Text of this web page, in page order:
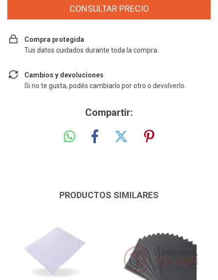
Compra protegida
Tus datos cuidados durante toda la compra.
Cambios y devoluciones
Si no te gusta, podés cambiarlo por otro o devolverlo.
Compartir:
PRODUCTOS SIMILARES